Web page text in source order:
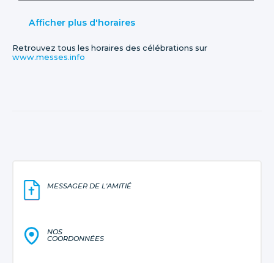
Afficher plus d'horaires
Retrouvez tous les horaires des célébrations sur
www.messes.info
MESSAGER DE L'AMITIÉ
NOS
COORDONNÉES